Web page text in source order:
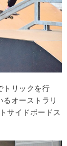
トリックを行
オーストラリ
サイドボードス